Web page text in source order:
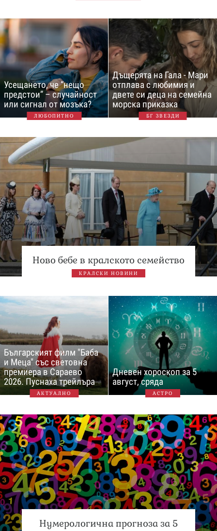
Усещането, че “нещо
предстои” – случайност
или сигнал от мозъка?
ЛЮБОПИТНО
Дъщерята на Гала - Мари
отплава с любимия и
двете си деца на семейна
морска приказка
БГ ЗВЕЗДИ
Ново бебе в кралското семейство
КРАЛСКИ НОВИНИ
Българският филм "Баба
и Меца" със световна
премиера в Сараево
2026. Пуснаха трейлъра
АКТУАЛНО
Дневен хороскоп за 5
август, сряда
АСТРО
Нумерологична прогноза за 5